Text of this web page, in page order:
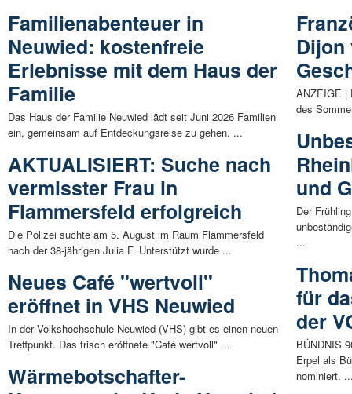
Familienabenteuer in
Neuwied: kostenfreie
Erlebnisse mit dem Haus der
Familie
Das Haus der Familie Neuwied lädt seit Juni 2026 Familien
ein, gemeinsam auf Entdeckungsreise zu gehen. ...
AKTUALISIERT: Suche nach
vermisster Frau in
Flammersfeld erfolgreich
Die Polizei suchte am 5. August im Raum Flammersfeld
nach der 38-jährigen Julia F. Unterstützt wurde ...
Neues Café "wertvoll"
eröffnet in VHS Neuwied
In der Volkshochschule Neuwied (VHS) gibt es einen neuen
Treffpunkt. Das frisch eröffnete "Café wertvoll" ...
Wärmebotschafter-
Dijon
ANZEIGE |
des
und
Der
...
für
der
BÜNDNIS
Erpel als
nominiert.